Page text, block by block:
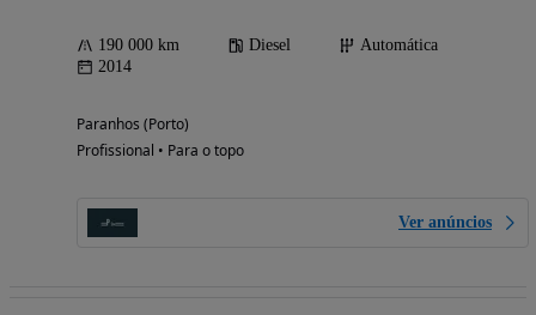
190 000 km Diesel
Automática
2014
Paranhos (Porto)
Profissional • Para o topo
Ver anúncios